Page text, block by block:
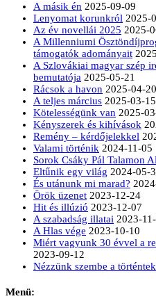
A másik én 2025-09-09
Lenyomat korunkról 2025-
Az év novellái 2025 2025-
A Millenniumi
támogatók adományait
A Szlovákiai magyar szép
bemutatója 2025-05-21
Rácsok a havon 2025-04-20
A teljes március 2025-03-15
Kötelességünk van 2025-
Kényszerek és kihívások
Remény – kérdőjelekkel
Valami történik 2024-11-05
Sorok Csáky Pál Talamon
Eltűnik egy világ 2024-05-
És utánunk mi marad?
Örök üzenet 2023-12-24
Hit és illúzió 2023-12-07
A szabadság illatai 2023-
A Hlas vége 2023-10-10
Miért vagyunk 30 évvel a
2023-09-12
Nézzünk szembe a
Menü: